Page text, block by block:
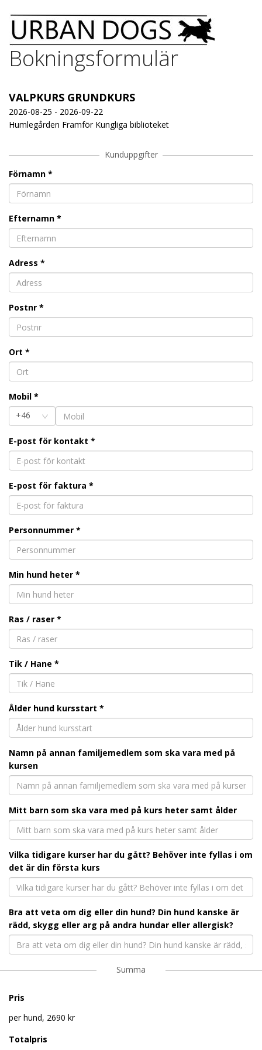
Bokningsformulär
VALPKURS GRUNDKURS
2026-08-25 - 2026-09-22
Humlegården Framför Kungliga biblioteket
Kunduppgifter
Förnamn *
Efternamn *
Adress *
Postnr *
Ort *
Mobil *
+46
E-post för kontakt *
E-post för faktura *
Personnummer *
Min hund heter *
Ras / raser *
Tik / Hane *
Ålder hund kursstart *
Namn på annan familjemedlem som ska vara med på
kursen
Mitt barn som ska vara med på kurs heter samt ålder
Vilka tidigare kurser har du gått? Behöver inte fyllas i om
det är din första kurs
Bra att veta om dig eller din hund? Din hund kanske är
rädd, skygg eller arg på andra hundar eller allergisk?
Summa
Pris
per hund, 2690 kr
Totalpris